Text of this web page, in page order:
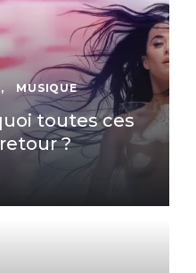
, MUSIQUE
toutes ces
?